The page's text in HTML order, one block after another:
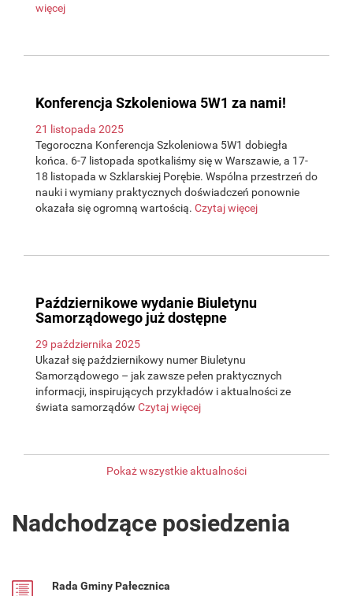
więcej
Konferencja Szkoleniowa 5W1 za nami!
21 listopada 2025
Tegoroczna Konferencja Szkoleniowa 5W1 dobiegła
końca. 6-7 listopada spotkaliśmy się w Warszawie, a 17-
18 listopada w Szklarskiej Porębie. Wspólna przestrzeń do
nauki i wymiany praktycznych doświadczeń ponownie
okazała się ogromną wartością. Czytaj więcej
Październikowe wydanie Biuletynu
Samorządowego już dostępne
29 października 2025
Ukazał się październikowy numer Biuletynu
Samorządowego – jak zawsze pełen praktycznych
informacji, inspirujących przykładów i aktualności ze
świata samorządów Czytaj więcej
Pokaż wszystkie aktualności
Nadchodzące posiedzenia
Rada Gminy Pałecznica